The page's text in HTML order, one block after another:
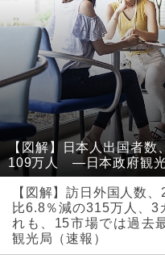
【図解】日本人出国者
109万人 ―日本政府観光
【図解】訪日外国人数
比6.8％減の315万人、3
れも、15市場では過
観光局（速報）